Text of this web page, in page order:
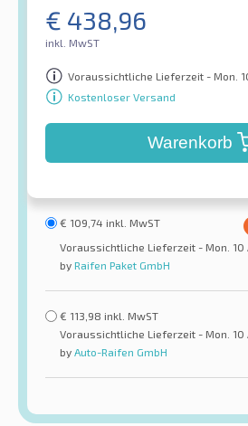
€ 438,96
inkl. MwST
Voraussichtliche Lieferzeit - Mon.
Kostenloser Versand
Warenkorb
€ 109,74 inkl. MwST
Voraussichtliche Lieferzeit - Mon. 10
by Raifen Paket GmbH
€ 113,98 inkl. MwST
Voraussichtliche Lieferzeit - Mon. 10
by Auto-Raifen GmbH